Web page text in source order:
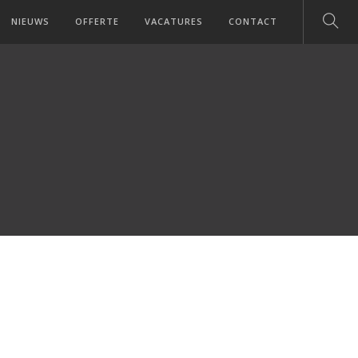
NIEUWS OFFERTE VACATURES CONTACT